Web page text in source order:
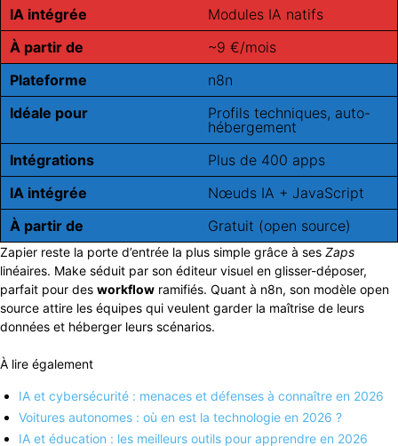
IA intégrée
Modules IA natifs
À partir de
~9 €/mois
Plateforme
n8n
Idéale pour
Profils techniques, auto-
hébergement
Intégrations
Plus de 400 apps
IA intégrée
Nœuds IA + JavaScript
À partir de
Gratuit (open source)
Zapier reste la porte d’entrée la plus simple grâce à ses Zaps
linéaires. Make séduit par son éditeur visuel en glisser-déposer,
parfait pour des workflow ramifiés. Quant à n8n, son modèle open
source attire les équipes qui veulent garder la maîtrise de leurs
données et héberger leurs scénarios.
À lire également
IA et cybersécurité : menaces et défenses à connaître en 2026
Voitures autonomes : où en est la technologie en 2026 ?
IA et éducation : les meilleurs outils pour apprendre en 2026